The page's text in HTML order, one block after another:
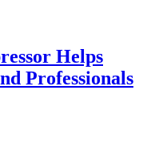
Helps
Professionals